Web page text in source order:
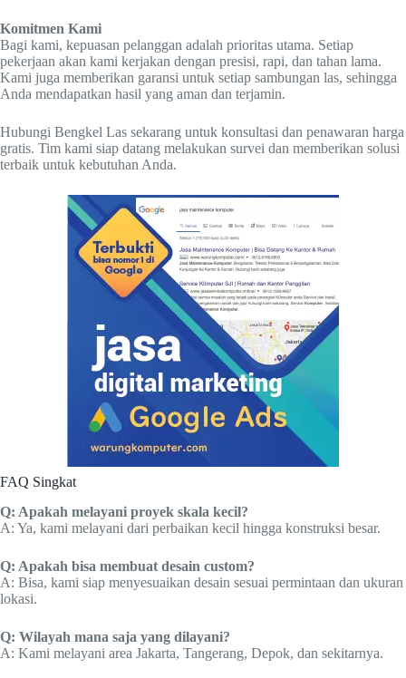
Komitmen Kami
Bagi kami, kepuasan pelanggan adalah prioritas utama. Setiap
pekerjaan akan kami kerjakan dengan presisi, rapi, dan tahan lama.
Kami juga memberikan garansi untuk setiap sambungan las, sehingga
Anda mendapatkan hasil yang aman dan terjamin.
Hubungi Bengkel Las sekarang untuk konsultasi dan penawaran harga
gratis. Tim kami siap datang melakukan survei dan memberikan solusi
terbaik untuk kebutuhan Anda.
FAQ Singkat
Q: Apakah melayani proyek skala kecil?
A: Ya, kami melayani dari perbaikan kecil hingga konstruksi besar.
Q: Apakah bisa membuat desain custom?
A: Bisa, kami siap menyesuaikan desain sesuai permintaan dan ukuran
lokasi.
Q: Wilayah mana saja yang dilayani?
A: Kami melayani area Jakarta, Tangerang, Depok, dan sekitarnya.